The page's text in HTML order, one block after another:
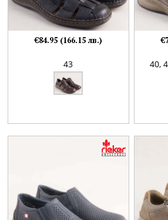
43
€84.95 (166.15 лв.)
40,